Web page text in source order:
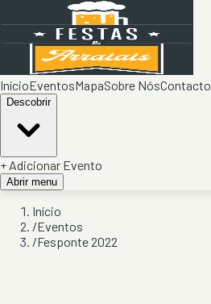
InícioEventosMapaSobre NósContacto
Descobrir
+ Adicionar Evento
Abrir menu
Início
/Eventos
/Fesponte 2022